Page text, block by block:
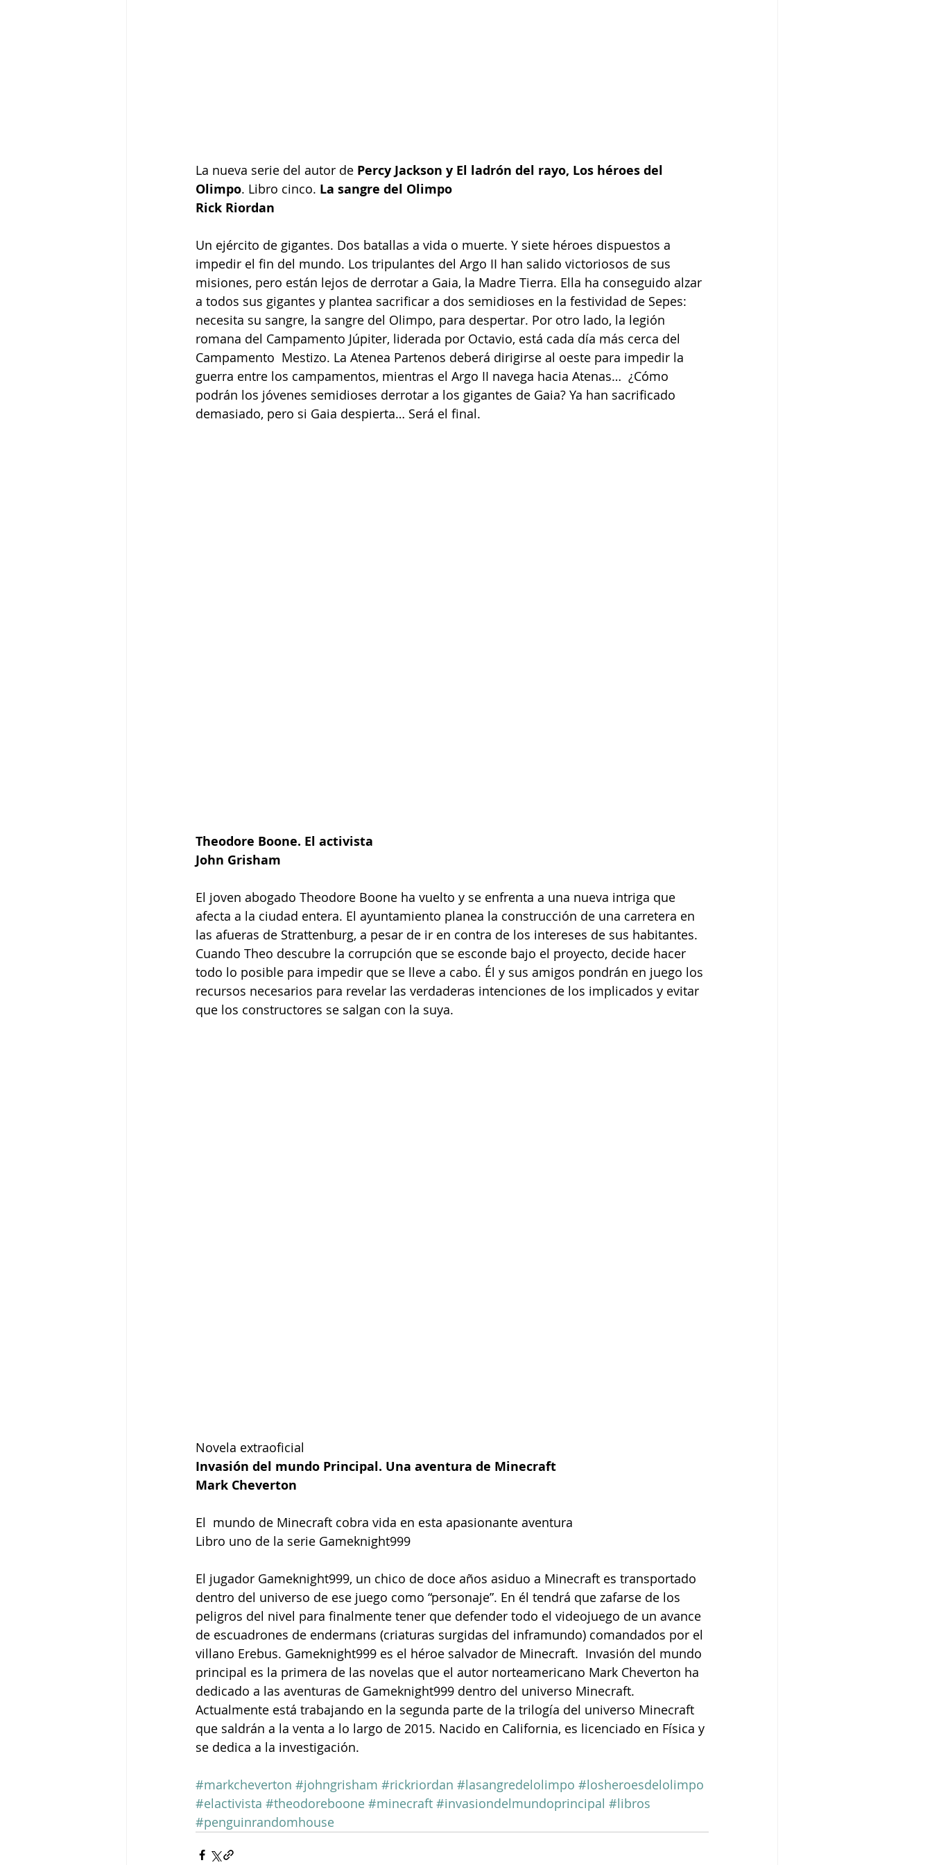
La nueva serie del autor de Percy Jackson y El ladrón del rayo, Los héroes del
Olimpo. Libro cinco. La sangre del Olimpo
Rick Riordan
Un ejército de gigantes. Dos batallas a vida o muerte. Y siete héroes dispuestos a
impedir el fin del mundo. Los tripulantes del Argo II han salido victoriosos de sus
misiones, pero están lejos de derrotar a Gaia, la Madre Tierra. Ella ha conseguido alzar
a todos sus gigantes y plantea sacrificar a dos semidioses en la festividad de Sepes:
necesita su sangre, la sangre del Olimpo, para despertar. Por otro lado, la legión
romana del Campamento Júpiter, liderada por Octavio, está cada día más cerca del
Campamento  Mestizo. La Atenea Partenos deberá dirigirse al oeste para impedir la
guerra entre los campamentos, mientras el Argo II navega hacia Atenas…  ¿Cómo
podrán los jóvenes semidioses derrotar a los gigantes de Gaia? Ya han sacrificado
demasiado, pero si Gaia despierta… Será el final.
Theodore Boone. El activista
John Grisham
El joven abogado Theodore Boone ha vuelto y se enfrenta a una nueva intriga que
afecta a la ciudad entera. El ayuntamiento planea la construcción de una carretera en
las afueras de Strattenburg, a pesar de ir en contra de los intereses de sus habitantes.
Cuando Theo descubre la corrupción que se esconde bajo el proyecto, decide hacer
todo lo posible para impedir que se lleve a cabo. Él y sus amigos pondrán en juego los
recursos necesarios para revelar las verdaderas intenciones de los implicados y evitar
que los constructores se salgan con la suya.
Novela extraoficial
Invasión del mundo Principal. Una aventura de Minecraft
Mark Cheverton
El  mundo de Minecraft cobra vida en esta apasionante aventura
Libro uno de la serie Gameknight999
El jugador Gameknight999, un chico de doce años asiduo a Minecraft es transportado
dentro del universo de ese juego como “personaje”. En él tendrá que zafarse de los
peligros del nivel para finalmente tener que defender todo el videojuego de un avance
de escuadrones de endermans (criaturas surgidas del inframundo) comandados por el
villano Erebus. Gameknight999 es el héroe salvador de Minecraft.  Invasión del mundo
principal es la primera de las novelas que el autor norteamericano Mark Cheverton ha
dedicado a las aventuras de Gameknight999 dentro del universo Minecraft.
Actualmente está trabajando en la segunda parte de la trilogía del universo Minecraft
que saldrán a la venta a lo largo de 2015. Nacido en California, es licenciado en Física y
se dedica a la investigación.
#markcheverton #johngrisham #rickriordan #lasangredelolimpo #losheroesdelolimpo
#elactivista #theodoreboone #minecraft #invasiondelmundoprincipal #libros
#penguinrandomhouse